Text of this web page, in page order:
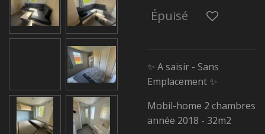
Épuisé
✨ A saisir - Sans
Emplacement ✨
Mobil-home 2 chambres
année 2018 - 32m2